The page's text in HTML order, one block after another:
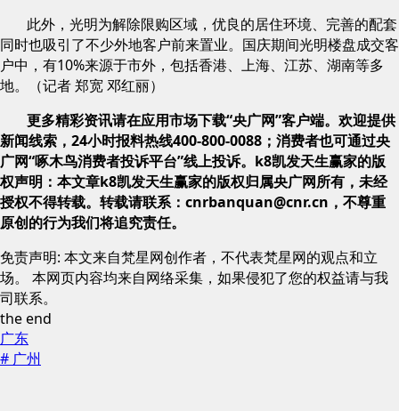
此外，光明为解除限购区域，优良的居住环境、完善的配套
同时也吸引了不少外地客户前来置业。国庆期间光明楼盘成交客
户中，有10%来源于市外，包括香港、上海、江苏、湖南等多
地。（记者 郑宽 邓红丽）
更多精彩资讯请在应用市场下载“央广网”客户端。欢迎提供
新闻线索，24小时报料热线400-800-0088；消费者也可通过央
广网“啄木鸟消费者投诉平台”线上投诉。k8凯发天生赢家的版
权声明：本文章k8凯发天生赢家的版权归属央广网所有，未经
授权不得转载。转载请联系： cnrbanquan@cnr.cn ，不尊重
原创的行为我们将追究责任。
免责声明: 本文来自梵星网创作者，不代表梵星网的观点和立
场。 本网页内容均来自网络采集，如果侵犯了您的权益请与我
司联系。
the end
广东
# 广州